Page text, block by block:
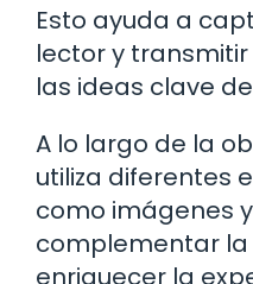
Esto ayuda a
lector y
las ideas clave
A lo largo de la
utiliza diferentes
como imágenes
complementar
enriquecer la